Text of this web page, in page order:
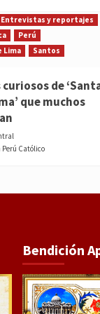
Entrevistas y reportajes
Perú
Lima
Santos
de
que muchos
Perú Católico
Bendición